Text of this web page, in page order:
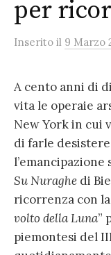
per
Inserito il 9 Marzo
A cento anni di
vita le operaie
New York in cui
di farle
Su Nuraghe di
ricorrenza con
volto della Luna”
piemontesi del